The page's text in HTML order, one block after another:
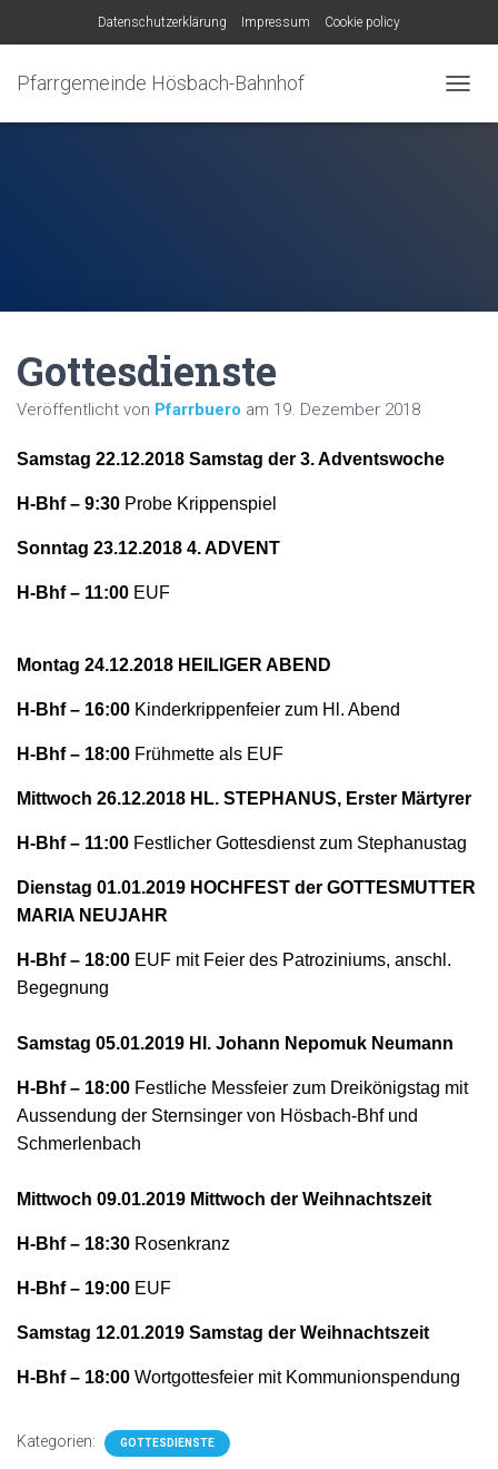
Datenschutzerklärung Impressum Cookie policy
Pfarrgemeinde Hösbach-Bahnhof
A
U
Gottesdienste
Veröffentlicht von Pfarrbuero am 19. Dezember 2018
Samstag 22.12.2018 Samstag der 3. Adventswoche
H-Bhf – 9:30 Probe Krippenspiel
Sonntag 23.12.2018 4. ADVENT
H-Bhf – 11:00 EUF
Montag 24.12.2018 HEILIGER ABEND
H-Bhf – 16:00 Kinderkrippenfeier zum Hl. Abend
H-Bhf – 18:00 Frühmette als EUF
Mittwoch 26.12.2018 HL. STEPHANUS, Erster Märtyrer
H-Bhf – 11:00 Festlicher Gottesdienst zum Stephanustag
Dienstag 01.01.2019 HOCHFEST der GOTTESMUTTER
MARIA NEUJAHR
H-Bhf – 18:00 EUF mit Feier des Patroziniums, anschl.
Begegnung
Samstag 05.01.2019 Hl. Johann Nepomuk Neumann
H-Bhf – 18:00 Festliche Messfeier zum Dreikönigstag mit
Aussendung der Sternsinger von Hösbach-Bhf und
Schmerlenbach
Mittwoch 09.01.2019 Mittwoch der Weihnachtszeit
H-Bhf – 18:30 Rosenkranz
H-Bhf – 19:00 EUF
Samstag 12.01.2019 Samstag der Weihnachtszeit
H-Bhf – 18:00 Wortgottesfeier mit Kommunionspendung
Kategorien: GOTTESDIENSTE